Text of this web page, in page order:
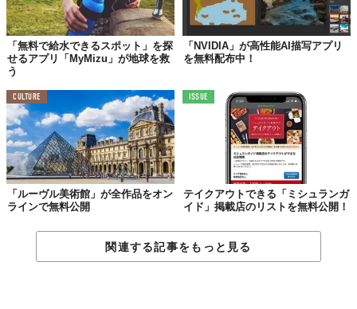
「無料で給水できるスポット」を探
せるアプリ「MyMizu」が地球を救
う
「NVIDIA」が高性能AI描写アプリ
を無料配布中！
CULTURE
「ルーヴル美術館」が全作品をオン
ラインで無料公開
ISSUE
テイクアウトできる「ミシュランガ
イド」掲載店のリストを無料公開！
関連する記事をもっと見る